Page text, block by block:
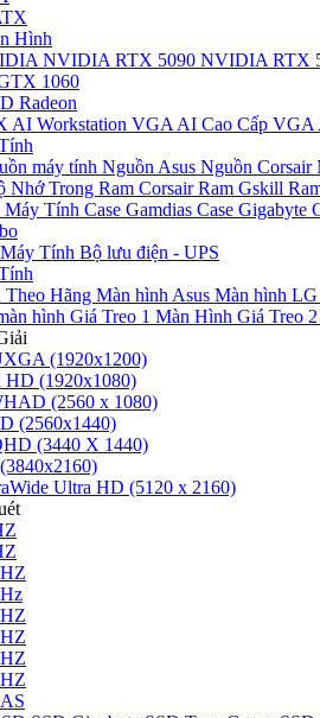
Hình
NVIDIA RTX 5090 NVIDIA RTX
1060
Radeon
AI Workstation VGA AI Cao Cấp VGA
máy tính Nguồn Asus Nguồn Corsair
Nhớ Trong Ram CorsairRam Gskill
Máy Tính Case Gamdias Case Gigabyte
Tính Bộ lưu điện - UPS
Hãng Màn hình Asus Màn hình LG
hình Giá Treo 1 Màn Hình Giá Treo
(1920x1200)
HD (1920x1080)
(2560 x 1080)
(2560x1440)
(3440 X 1440)
Ultra HD (5120 x 2160)